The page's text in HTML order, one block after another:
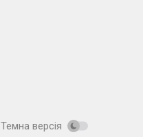
Темна версія